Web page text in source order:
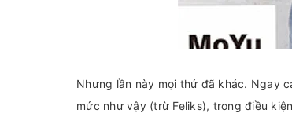
Nhưng lần này mọi thứ đã khác. Ngay
mức như vậy (trừ Feliks), trong điều